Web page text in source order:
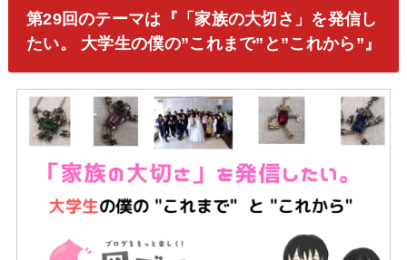
第29回のテーマは『「家族の大切さ」を発信し
たい。 大学生の僕の”これまで”と”これから”』